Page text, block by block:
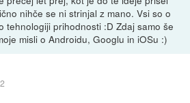
nihče se ni strinjal z mano. Vsi so o
tehnologiji prihodnosti :D Zdaj samo še
misli o Androidu, Googlu in iOSu :)